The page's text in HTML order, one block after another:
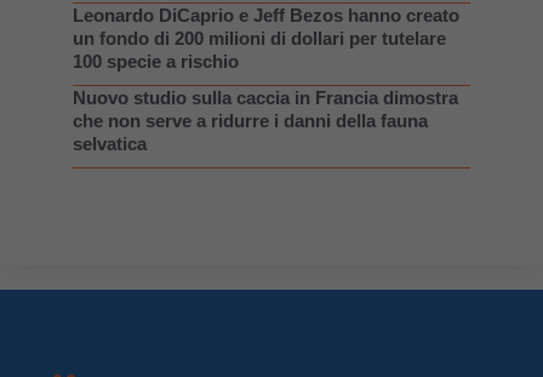
Leonardo DiCaprio e Jeff Bezos hanno creato
un fondo di 200 milioni di dollari per tutelare
100 specie a rischio
Nuovo studio sulla caccia in Francia dimostra
che non serve a ridurre i danni della fauna
selvatica